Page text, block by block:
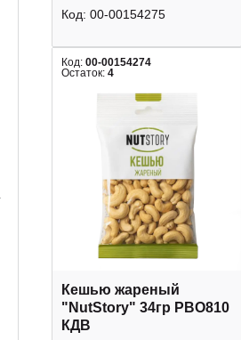
Код: 00-00154275
Код: 00-00154274
Остаток: 4
Кешью жареный
"NutStory" 34гр РВО810
КДВ